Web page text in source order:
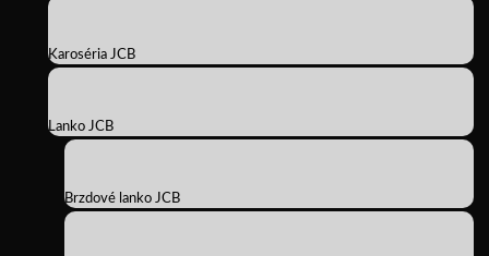
Karoséria JCB
Lanko JCB
Brzdové lanko JCB